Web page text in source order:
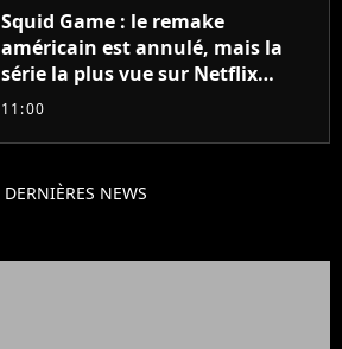
Squid Game : le remake
américain est annulé, mais la
série la plus vue sur Netflix
pourrait avoir une version
11:00
DERNIÈRES NEWS